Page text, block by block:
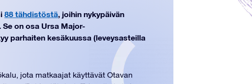
88 tähdistöstä, joihin nykypäivän
on osa Ursa Major-
parhaiten kesäkuussa (leveysasteilla
jota matkaajat käyttävät Otavan